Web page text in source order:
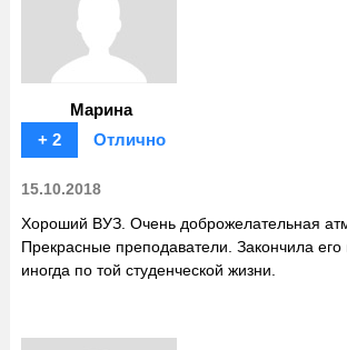
Марина
+ 2
Отлично
15.10.2018
Хороший ВУЗ. Очень доброжелательная
Прекрасные преподаватели. Закончила
иногда по той студенческой жизни.